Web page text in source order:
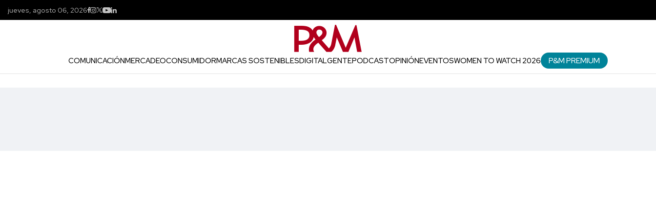
jueves, agosto 06, 2026
COMUNICACIÓNMERCADEOCONSUMIDORMARCAS SOSTENIBLESDIGITALGENTEPODCASTOPINIÓNEVENTOSWOMEN TO WATCH 2026 P&M PREMIUM